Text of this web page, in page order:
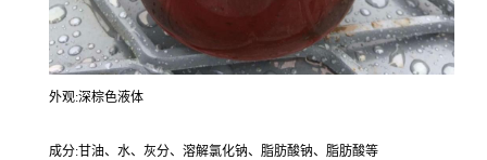
外观:深棕色液体
成分:甘油、水、灰分、溶解氯化钠、脂肪酸钠、脂肪酸等